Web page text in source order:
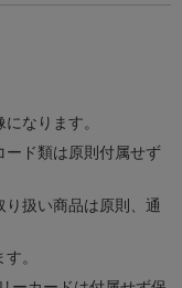
なります。
ード類は原則付属せず
扱い商品は原則、通
。